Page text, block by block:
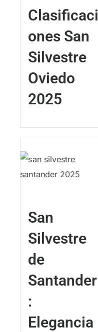
Clasificaci
ones San
Silvestre
Oviedo
2025
San
Silvestre
de
Santander
:
Elegancia